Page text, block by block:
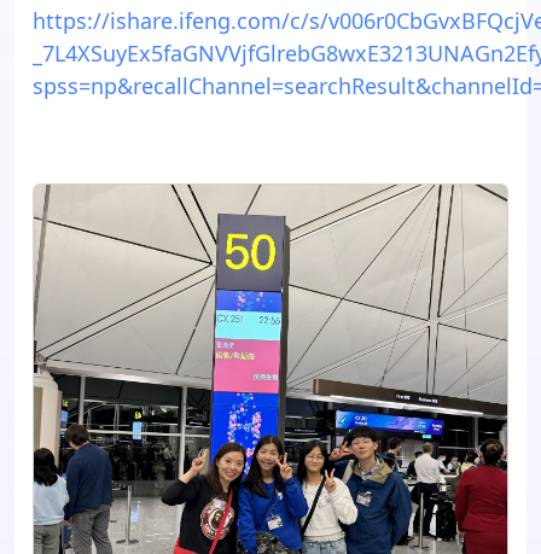
https://ishare.ifeng.com/c/s/